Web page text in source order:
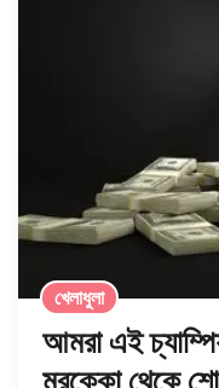
খেলাধুলা
আমরা এই